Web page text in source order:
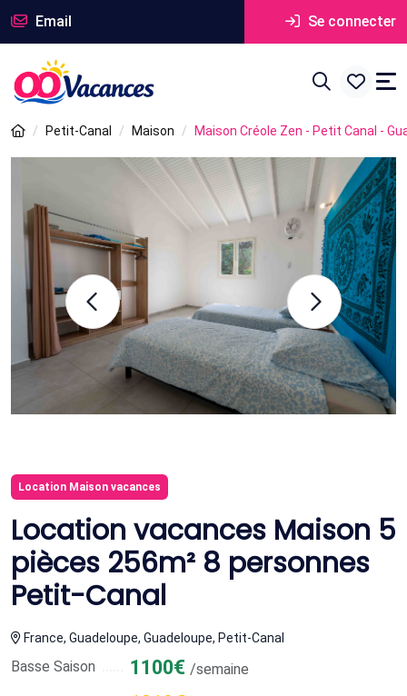
Email Se connecter
Petit-Canal Maison Maison Créole Zen - Petit Canal -
Location Maison vacances
Location vacances Maison 5
pièces 256m² 8 personnes
Petit-Canal
France, Guadeloupe, Guadeloupe, Petit-Canal
Basse Saison 1100€ /semaine